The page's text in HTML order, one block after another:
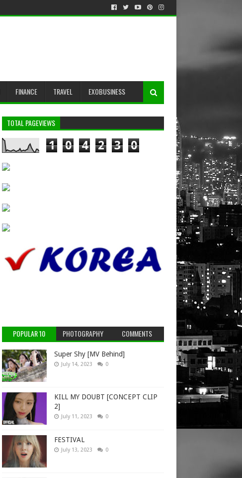
FINANCE TRAVEL EXOBUSINESS
TOTAL PAGEVIEWS
1 0 4 2 3 0
POPULAR 10 PHOTOGRAPHY COMMENTS
Super Shy [MV Behind]
July 14, 2023 0
KILL MY DOUBT [CONCEPT CLIP
2]
July 11, 2023 0
FESTIVAL
July 13, 2023 0